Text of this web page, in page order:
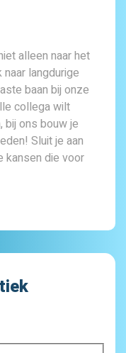
alleen naar het
langdurige
baan bij onze
collega wilt
bij ons bouw je
Sluit je aan
kansen die voor